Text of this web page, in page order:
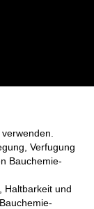
Verfugung
Bauchemie-
Haltbarkeit und